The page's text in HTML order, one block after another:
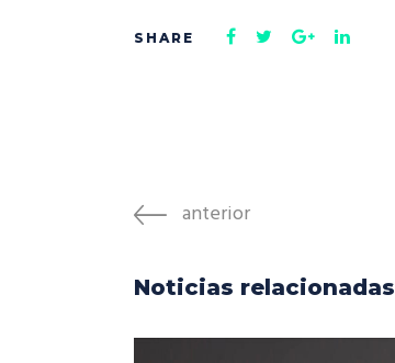
anterior
Noticias relacionadas